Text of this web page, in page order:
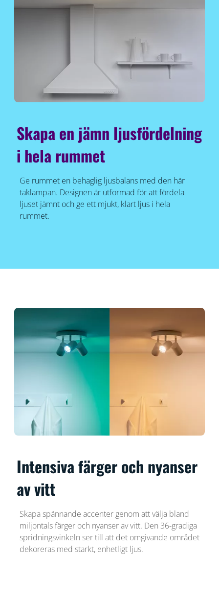
Skapa en jämn ljusfördelning
i hela rummet
Ge rummet en behaglig ljusbalans med den här
taklampan. Designen är utformad för att fördela
ljuset jämnt och ge ett mjukt, klart ljus i hela
rummet.
Intensiva färger och nyanser
av vitt
Skapa spännande accenter genom att välja bland
miljontals färger och nyanser av vitt. Den 36-gradiga
spridningsvinkeln ser till att det omgivande området
dekoreras med starkt, enhetligt ljus.